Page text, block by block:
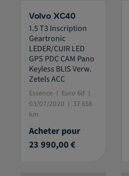
Volvo XC40
1.5 T3 Inscription
Geartronic
LEDER/CUIR LED
GPS PDC CAM Pano
Keyless BLIS Verw.
Zetels ACC
Essence
Euro 6d
03/07/2020
37 656
km
Acheter pour
23 990,00 €